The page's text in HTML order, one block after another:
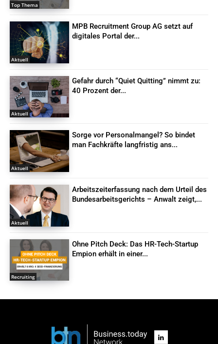
Top Thema
Aktuell
MPB Recruitment Group AG setzt auf
digitales Portal der...
Aktuell
Gefahr durch “Quiet Quitting” nimmt zu:
40 Prozent der...
Aktuell
Sorge vor Personalmangel? So bindet
man Fachkräfte langfristig ans...
Aktuell
Arbeitszeiterfassung nach dem Urteil des
Bundesarbeitsgerichts – Anwalt zeigt,...
Recruiting
Ohne Pitch Deck: Das HR-Tech-Startup
Empion erhält in einer...